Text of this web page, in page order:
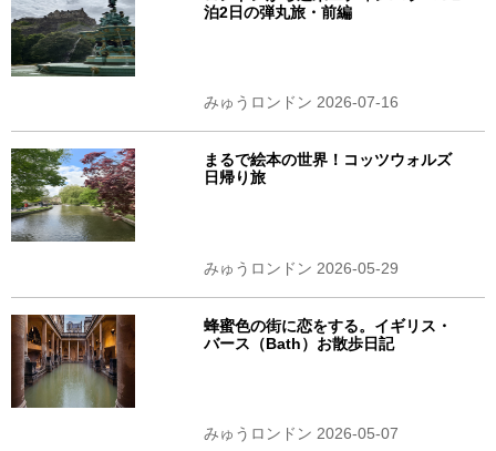
泊2日の弾丸旅・前編
みゅうロンドン 2026-07-16
まるで絵本の世界！コッツウォルズ
日帰り旅
みゅうロンドン 2026-05-29
蜂蜜色の街に恋をする。イギリス・
バース（Bath）お散歩日記
みゅうロンドン 2026-05-07